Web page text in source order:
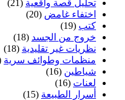
تحليل قصة واقعية (21)
اختفاء غامض (20)
كتب (19)
خروج من الجسد (18)
نظريات غير تقليدية (18)
منظمات وطوائف سرية
شياطين (16)
لعنات (16)
أسرار الطبيعة (15)